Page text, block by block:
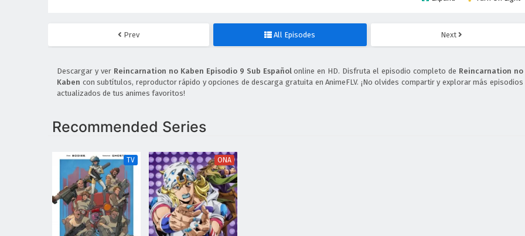
Prev All Episodes Next
Descargar y ver Reincarnation no Kaben Episodio 9 Sub Españolonline en HD. Disfruta el episodio completo de Reincarnation no
Kaben con subtítulos, reproductor rápido y opciones de descarga gratuita en AnimeFLV. ¡No olvides compartir y explorar más episodios
actualizados de tus animes favoritos!
Recommended Series
TV ONA